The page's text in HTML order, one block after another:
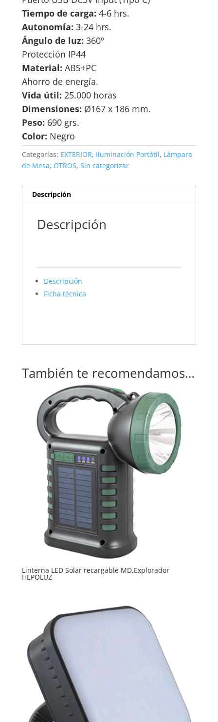
Tiempo de carga: 4-6 hrs.
Autonomía: 3-24 hrs.
Ángulo de luz: 360º
Protección IP44
Material: ABS+PC
Ahorro de energía.
Vida útil: 25.000 horas
Dimensiones: Ø167 x 186 mm.
Peso: 690 grs.
Color: Negro
Categorías: EXTERIOR, Iluminación Portátil, Lámpara
de Mesa, OTROS, Sin categorizar
Descripción
Descripción
Descripción
Ficha técnica
También te recomendamos…
Linterna LED Solar recargable MD.Explorador
HEPOLUZ